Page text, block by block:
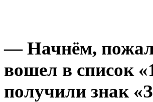
— Начнём,
вошел в список
получили знак